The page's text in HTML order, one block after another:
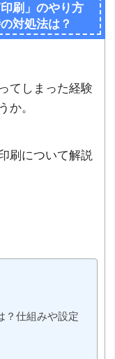
刷」のやり方
対処法は？
てしまった経験
か。
刷について解説
？仕組みや設定